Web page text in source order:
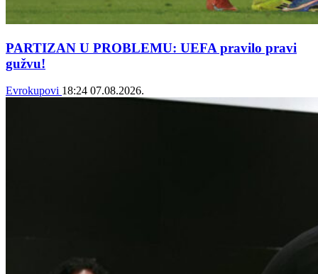
PARTIZAN U PROBLEMU: UEFA pravilo pravi
gužvu!
Evrokupovi 18:24 07.08.2026.